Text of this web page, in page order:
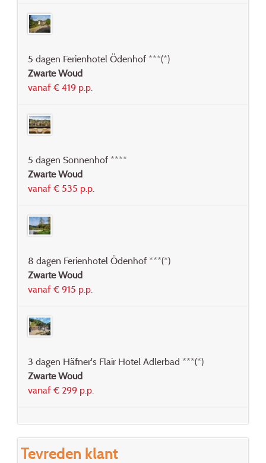
5 dagen Ferienhotel Ödenhof ***(*)
Zwarte Woud
vanaf € 419 p.p.
5 dagen Sonnenhof ****
Zwarte Woud
vanaf € 535 p.p.
8 dagen Ferienhotel Ödenhof ***(*)
Zwarte Woud
vanaf € 915 p.p.
3 dagen Häfner's Flair Hotel Adlerbad ***(*)
Zwarte Woud
vanaf € 299 p.p.
Tevreden klant